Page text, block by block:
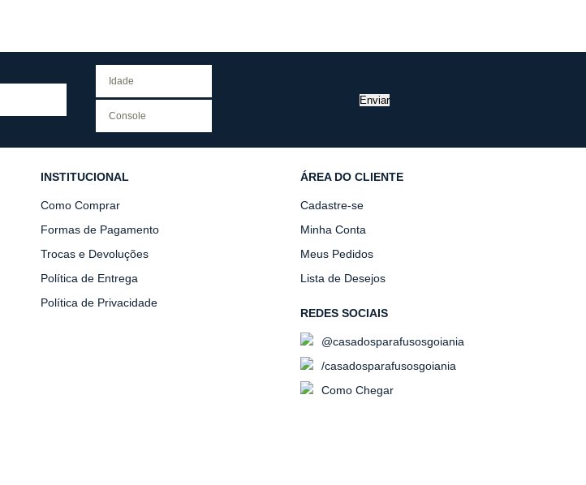
Enviar
INSTITUCIONAL
Como Comprar
Formas de Pagamento
Trocas e Devoluções
Política de Entrega
Política de Privacidade
ÁREA DO CLIENTE
Cadastre-se
Minha Conta
Meus Pedidos
Lista de Desejos
REDES SOCIAIS
@casadosparafusosgoiania
/casadosparafusosgoiania
Como Chegar